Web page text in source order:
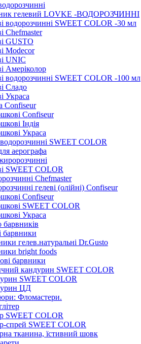
гелевий LOVKE -ВОДОРОЗЧИННІ
водорозчинні SWEET COLOR -30 мл
Chefmaster
GUSTO
Modecor
UNIC
Амеріколор
водорозчинні SWEET COLOR -100 мл
Сладо
Украса
Confiseur
Confiseur
Індія
Украса
SWEET COLOR
аерографа
SWEET COLOR
Chefmaster
гелеві (олійні) Confiseur
Confiseur
SWEET COLOR
Украса
барвників
барвники
гелев.натуральні Dr.Gusto
bright foods
барвники
кандурин SWEET COLOR
SWEET COLOR
ЦД
Фломастери.
SWEET COLOR
спрей SWEET COLOR
тканина, їстивний шовк